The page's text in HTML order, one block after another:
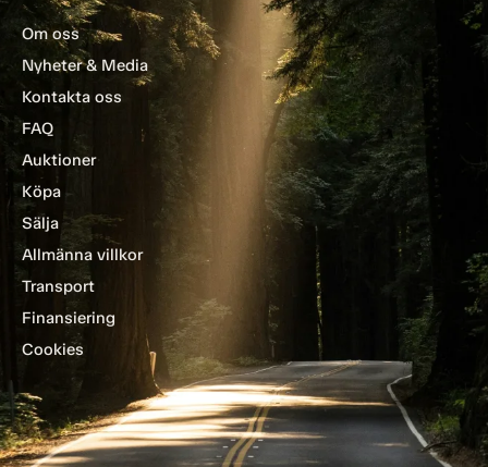
Om oss
Nyheter & Media
Kontakta oss
FAQ
Auktioner
Köpa
Sälja
Allmänna villkor
Transport
Finansiering
Cookies